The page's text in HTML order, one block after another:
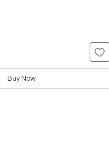
Buy Now